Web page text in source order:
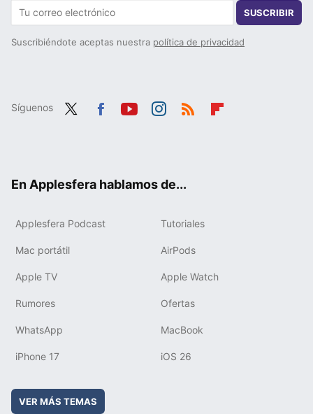
SUSCRIBIR
Suscribiéndote aceptas nuestra política de privacidad
Síguenos
En Applesfera hablamos de...
Applesfera Podcast Tutoriales
Mac portátil AirPods
Apple TV Apple Watch
Rumores Ofertas
WhatsApp MacBook
iPhone 17 iOS 26
VER MÁS TEMAS